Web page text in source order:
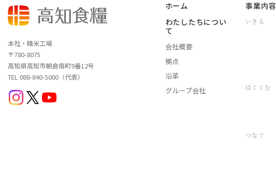
ライスラボ
鶏卵事業
たまごセンター
食品卸・販売事業
産直・飲食・食品製造事業
本社・精米工場
〒780-8075
高知県高知市朝倉南町9番12号
TEL 088-840-5000（代表）
ホーム
わたしたちについ
て
会社概要
拠点
沿革
グループ会社
事業内容
いきる
はぐくむ
つなぐ